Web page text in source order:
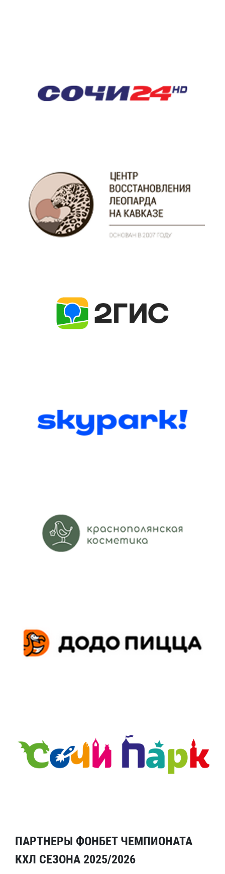
ПАРТНЕРЫ ФОНБЕТ ЧЕМПИОНАТА
КХЛ СЕЗОНА 2025/2026